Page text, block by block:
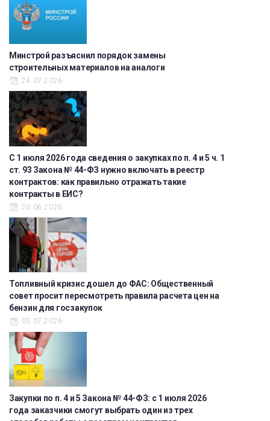
Минстрой разъяснил порядок замены
строительных материалов на аналоги
24.07.2026
С 1 июля 2026 года сведения о закупках по п. 4 и 5 ч. 1
ст. 93 Закона № 44-ФЗ нужно включать в реестр
контрактов: как правильно отражать такие
контракты в ЕИС?
20.06.2026
Топливный кризис дошел до ФАС: Общественный
совет просит пересмотреть правила расчета цен на
бензин для госзакупок
03.07.2026
Закупки по п. 4 и 5 Закона № 44-ФЗ: с 1 июля 2026
года заказчики смогут выбрать один из трех